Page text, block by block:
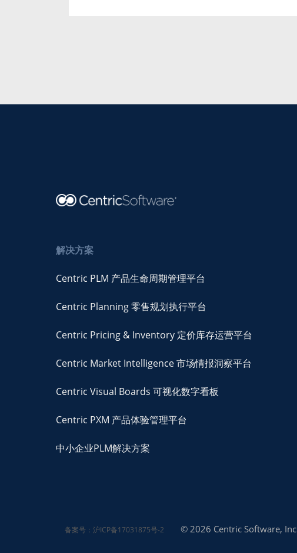
解决方案
Centric PLM 产品生命周期管理平台
Centric Planning 零售规划执行平台
Centric Pricing & Inventory 定价库存运营平台
Centric Market Intelligence 市场情报洞察平台
Centric Visual Boards 可视化数字看板
Centric PXM 产品体验管理平台
中小企业PLM解决方案
备案号：沪ICP备17031875号-2 © 2026 Centric Software, Inc